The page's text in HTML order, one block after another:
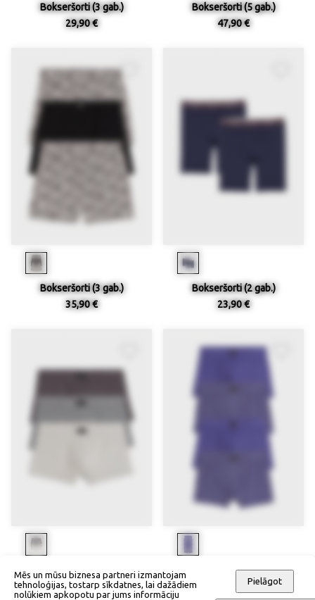
Bokseršorti (3 gab.)
29,90 €
Bokseršorti (5 gab.)
47,90 €
Bokseršorti (3 gab.)
35,90 €
Bokseršorti (2 gab.)
23,90 €
Apakšbikses (3 gab.)
29,90 €
Bokseršorti (4 gab.)
39,90 €
Mēs un mūsu biznesa partneri izmantojam
tehnoloģijas, tostarp sīkdatnes, lai dažādiem
nolūkiem apkopotu par jums informāciju
Pielāgot